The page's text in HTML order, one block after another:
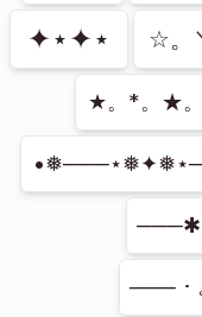
✦⋆✦⋆ ☆。
★。*。★
─── ･